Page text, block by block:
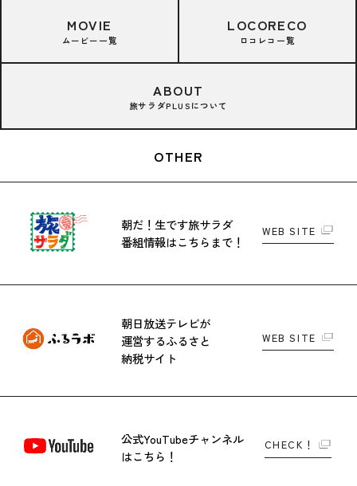
MOVIE
ムービー一覧
LOCORECO
ロコレコ一覧
ABOUT
旅サラダPLUSについて
OTHER
朝だ！生です旅サラダ
番組情報はこちらまで！
WEB SITE
朝日放送テレビが
運営するふるさと
納税サイト
WEB SITE
公式YouTubeチャンネル
はこちら！
CHECK！